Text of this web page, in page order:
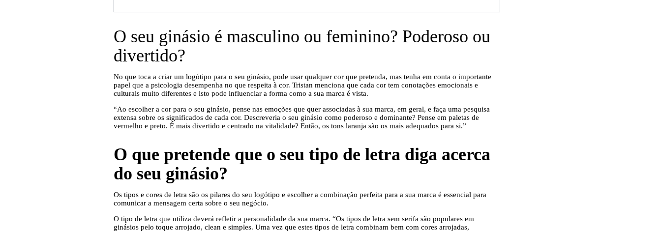
O seu ginásio é masculino ou feminino? Poderoso ou
divertido?
No que toca a criar um logótipo para o seu ginásio, pode usar qualquer cor que pretenda, mas tenha em conta o importante
papel que a psicologia desempenha no que respeita à cor. Tristan menciona que cada cor tem conotações emocionais e
culturais muito diferentes e isto pode influenciar a forma como a sua marca é vista.
“Ao escolher a cor para o seu ginásio, pense nas emoções que quer associadas à sua marca, em geral, e faça uma pesquisa
extensa sobre os significados de cada cor. Descreveria o seu ginásio como poderoso e dominante? Pense em paletas de
vermelho e preto. É mais divertido e centrado na vitalidade? Então, os tons laranja são os mais adequados para si.”
O que pretende que o seu tipo de letra diga acerca
do seu ginásio?
Os tipos e cores de letra são os pilares do seu logótipo e escolher a combinação perfeita para a sua marca é essencial para
comunicar a mensagem certa sobre o seu negócio.
O tipo de letra que utiliza deverá refletir a personalidade da sua marca. “Os tipos de letra sem serifa são populares em
ginásios pelo toque arrojado, clean e simples. Uma vez que estes tipos de letra combinam bem com cores arrojadas,